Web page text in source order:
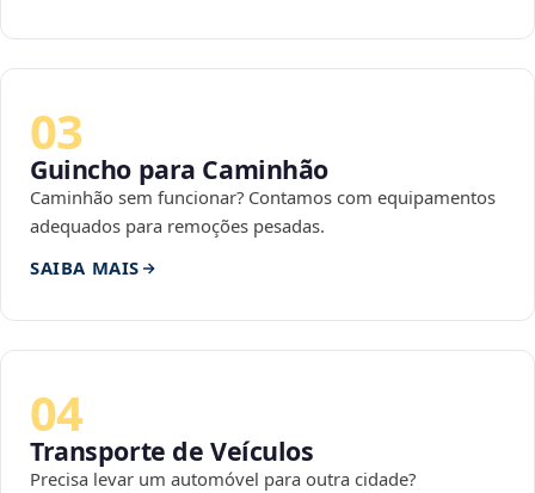
03
Guincho para Caminhão
Caminhão sem funcionar? Contamos com equipamentos
adequados para remoções pesadas.
SAIBA MAIS
04
Transporte de Veículos
Precisa levar um automóvel para outra cidade?